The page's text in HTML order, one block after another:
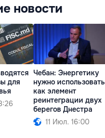
новости
для
Чебан: Энергетику
нужно использовать
как элемент
реинтеграции двух
берегов Днестра
11 Июл. 16:00